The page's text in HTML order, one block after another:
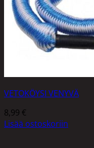
VETOKÖYSI VENYVÄ
8,99 €
Lisää ostoskoriin